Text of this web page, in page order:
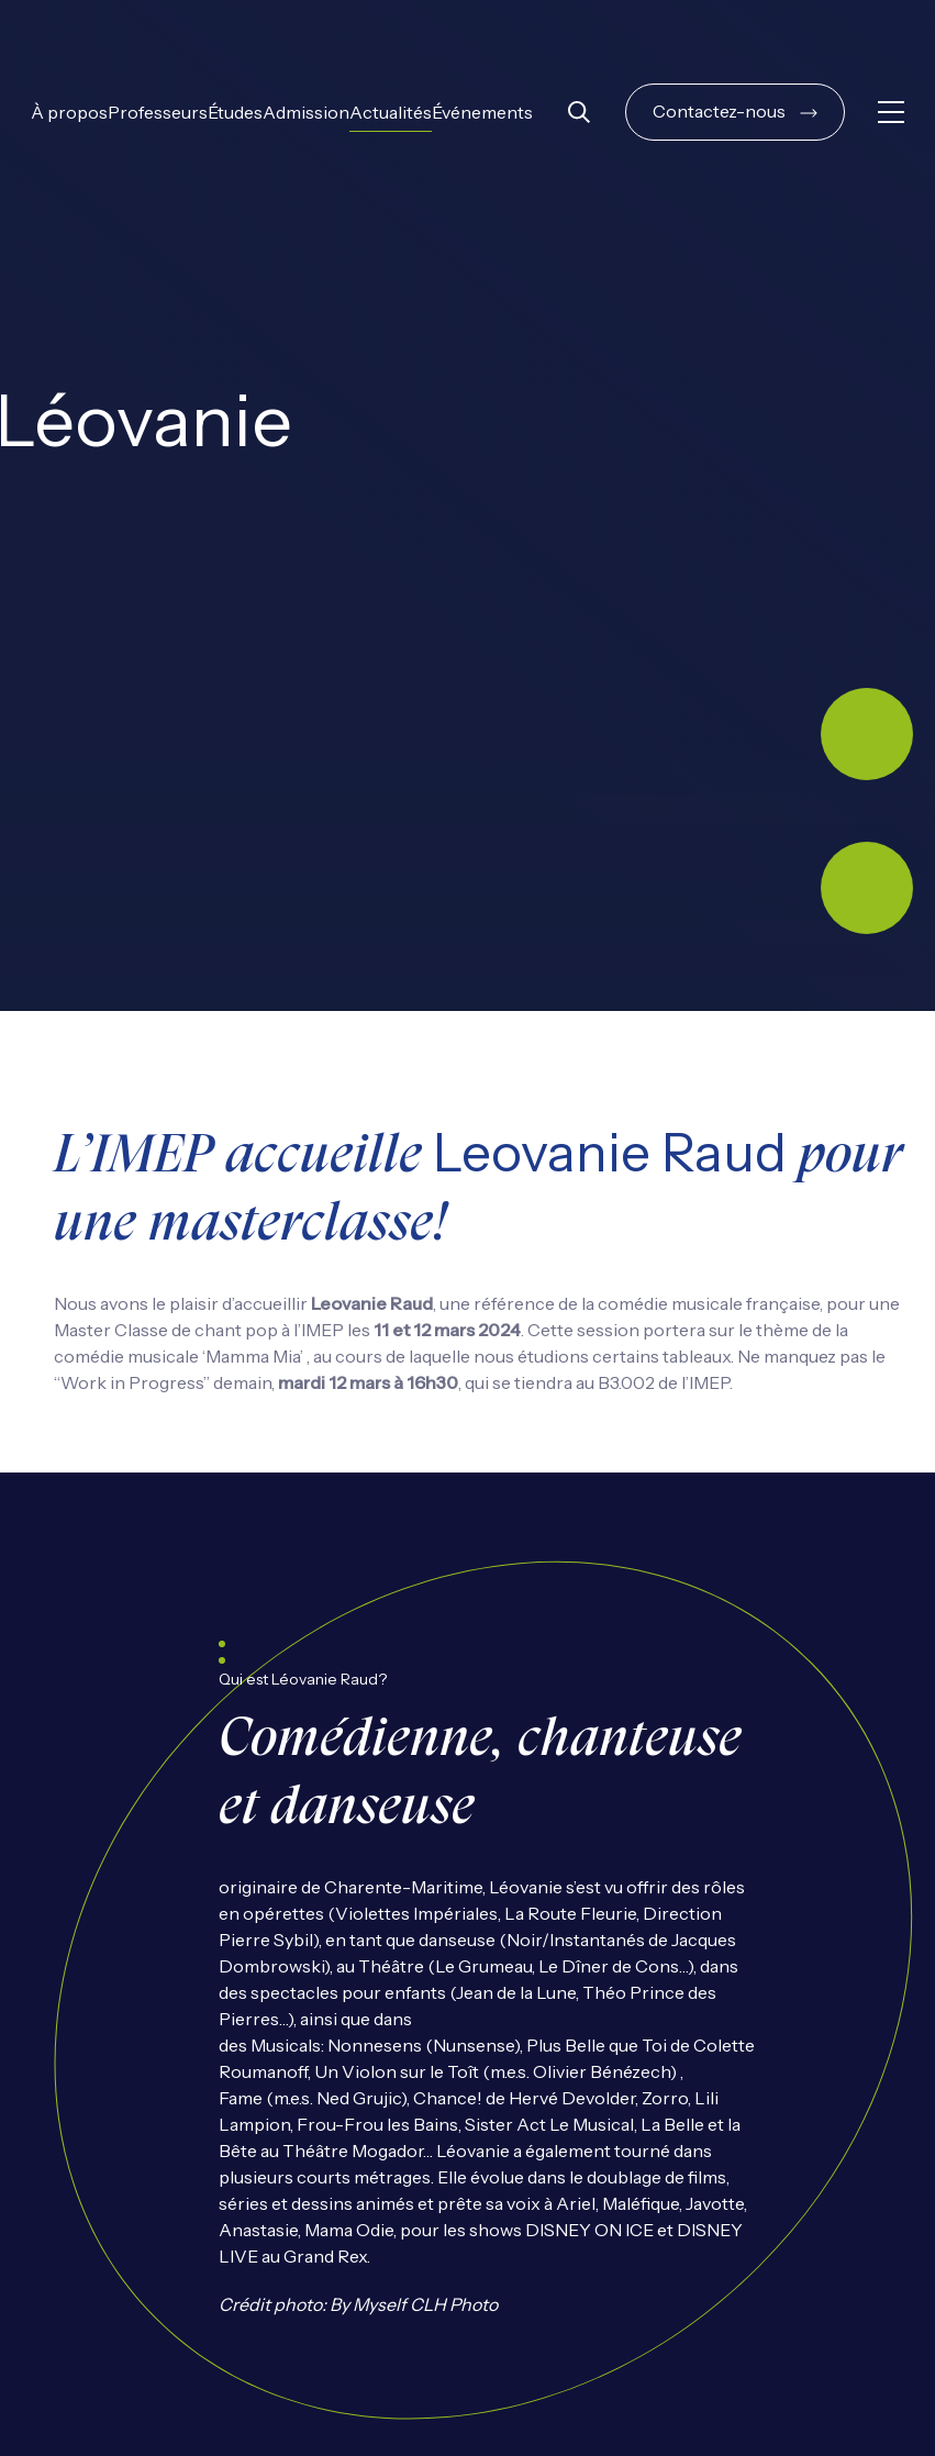
À proposProfesseursÉtudesAdmissionActualitésÉvénements
Rechercher
Contactez-nous
Léovanie
L’IMEP accueilleLeovanie Raud pour
une masterclasse!
Nous avons le plaisir d’accueillir Leovanie Raud, une référence de la comédie musicale française, pour une
Master Classe de chant pop à l’IMEP les 11 et 12 mars 2024. Cette session portera sur le thème de la
comédie musicale ‘Mamma Mia’ , au cours de laquelle nous étudions certains tableaux. Ne manquez pas le
“Work in Progress” demain, mardi 12 mars à 16h30, qui se tiendra au B3.002 de l’IMEP.
Qui est Léovanie Raud?
Comédienne, chanteuse
et danseuse
originaire de Charente-Maritime, Léovanie s’est vu offrir des rôles
en opérettes (Violettes Impériales, La Route Fleurie, Direction
Pierre Sybil), en tant que danseuse (Noir/Instantanés de Jacques
Dombrowski), au Théâtre (Le Grumeau, Le Dîner de Cons…), dans
des spectacles pour enfants (Jean de la Lune, Théo Prince des
Pierres…), ainsi que dans
des Musicals: Nonnesens (Nunsense), Plus Belle que Toi de Colette
Roumanoff, Un Violon sur le Toît (m.e.s. Olivier Bénézech) ,
Fame (m.e.s. Ned Grujic), Chance! de Hervé Devolder, Zorro, Lili
Lampion, Frou-Frou les Bains, Sister Act Le Musical, La Belle et la
Bête au Théâtre Mogador… Léovanie a également tourné dans
plusieurs courts métrages. Elle évolue dans le doublage de films,
séries et dessins animés et prête sa voix à Ariel, Maléfique, Javotte,
Anastasie, Mama Odie, pour les shows DISNEY ON ICE et DISNEY
LIVE au Grand Rex.
Crédit photo: By Myself CLH Photo